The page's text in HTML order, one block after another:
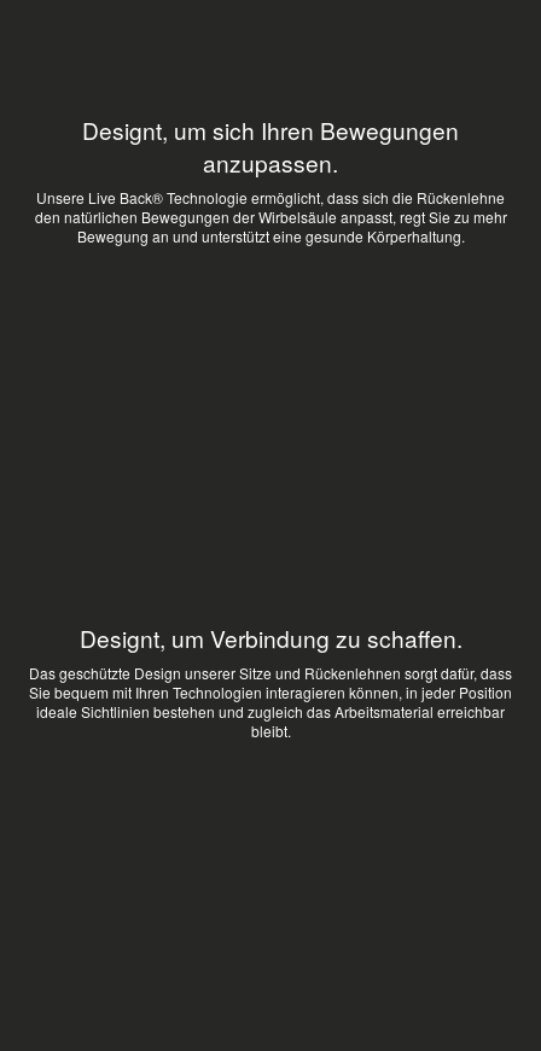
Designt, um sich Ihren Bewegungen
anzupassen.
Unsere Live Back® Technologie ermöglicht, dass sich die Rückenlehne
den natürlichen Bewegungen der Wirbelsäule anpasst, regt Sie zu mehr
Bewegung an und unterstützt eine gesunde Körperhaltung.
Designt, um Verbindung zu schaffen.
Das geschützte Design unserer Sitze und Rückenlehnen sorgt dafür, dass
Sie bequem mit Ihren Technologien interagieren können, in jeder Position
ideale Sichtlinien bestehen und zugleich das Arbeitsmaterial erreichbar
bleibt.